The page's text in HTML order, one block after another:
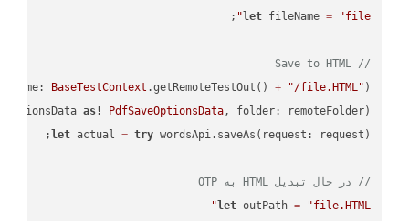
let fileName = "file"
// Save to HTML
BaseTestContext .getRemoteTestOut() + "/file.HTML" );
as! PdfSaveOptionsData, folder: remoteFolder);
let actual = try
// در حال تبدیل HTML به OTP
let outPath =
"file.HTML"